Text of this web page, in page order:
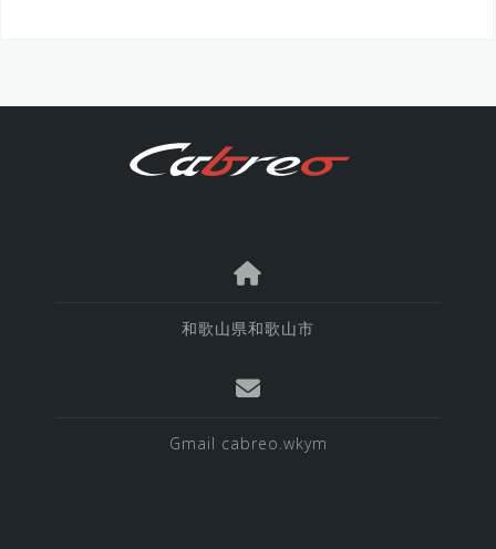
和歌山県和歌山市
Gmail cabreo.wkym